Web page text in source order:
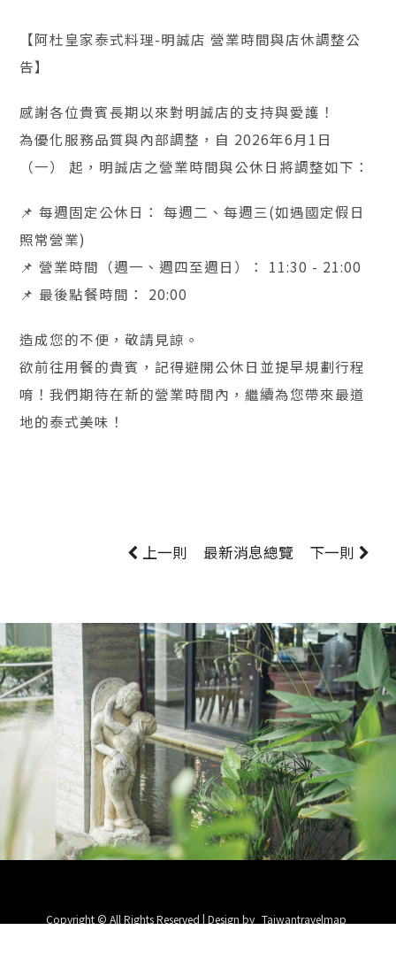
【阿杜皇家泰式料理-明誠店 營業時間與店休調整公
告】
感謝各位貴賓長期以來對明誠店的支持與愛護！
為優化服務品質與內部調整，自 2026年6月1日
（一） 起，明誠店之營業時間與公休日將調整如下：
📌 每週固定公休日： 每週二、每週三(如遇國定假日
照常營業)
📌 營業時間（週一、週四至週日）： 11:30 - 21:00
📌 最後點餐時間： 20:00
造成您的不便，敬請見諒。
欲前往用餐的貴賓，記得避開公休日並提早規劃行程
唷！我們期待在新的營業時間內，繼續為您帶來最道
地的泰式美味！
上一則 最新消息總覽 下一則
Copyright © All Rights Reserved | Design by Taiwantravelmap